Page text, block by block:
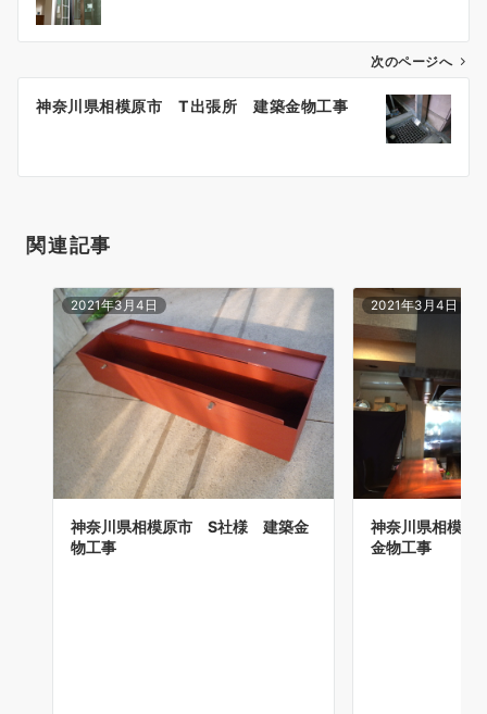
ビ
ン
次のページへ
神奈川県相模原市 T出張所 建築金物工事
関連記事
2021年3月4日
神奈川県相模原市 S社様 建築金
物工事
2021年3月4日
神奈川県相模
金物工事